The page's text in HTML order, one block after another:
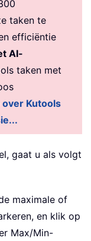
taken te
efficiëntie
AI-
taken met
Kutools
gaat u als volgt
maximale of
en klik op
Max/Min-